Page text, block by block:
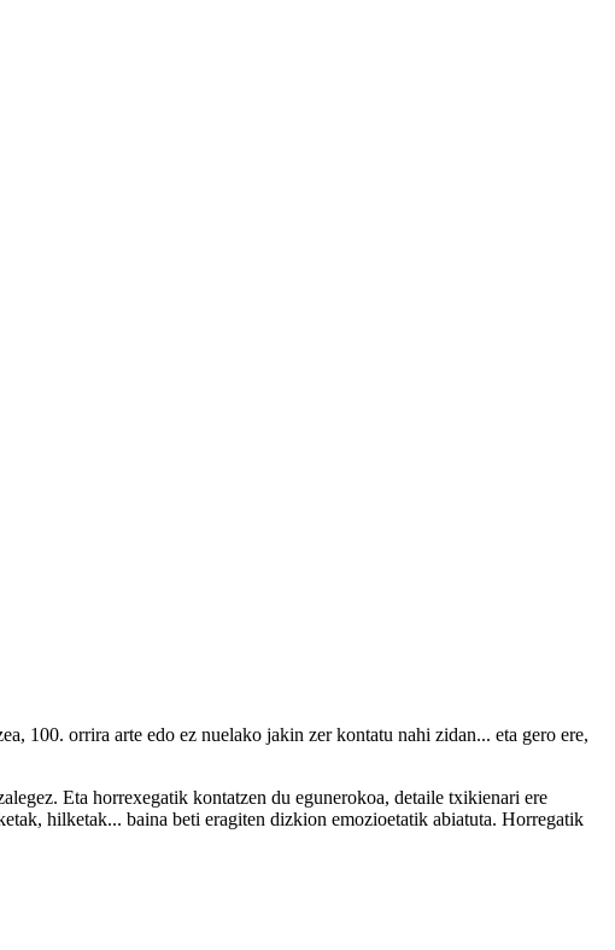
100. orrira arte edo ez nuelako jakin zer kontatu nahi zidan... eta gero ere,
Eta horrexegatik kontatzen du egunerokoa, detaile txikienari ere
hilketak... baina beti eragiten dizkion emozioetatik abiatuta. Horregatik